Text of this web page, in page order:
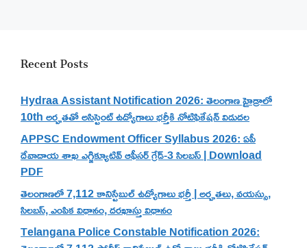
Recent Posts
Hydraa Assistant Notification 2026: తెలంగాణ హైడ్రాలో
10th అర్హతతో అసిస్టెంట్ ఉద్యోగాలు భర్తీకి నోటిఫికేషన్ విడుదల
APPSC Endowment Officer Syllabus 2026: ఏపీ
దేవాదాయ శాఖ ఎగ్జిక్యూటివ్ ఆఫీసర్ గ్రేడ్-3 సిలబస్ | Download
PDF
తెలంగాణలో 7,112 కానిస్టేబుల్ ఉద్యోగాలు భర్తీ | అర్హతలు, వయస్సు,
సిలబస్, ఎంపిక విధానం, దరఖాస్తు విధానం
Telangana Police Constable Notification 2026: